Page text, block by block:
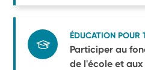
ÉDUCATION POUR
Participer au
de l'école et aux